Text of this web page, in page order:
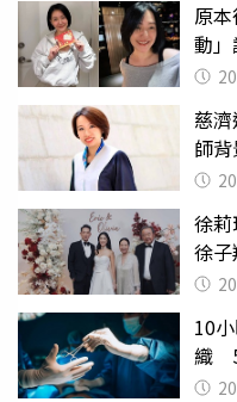
原
動
慈
師
徐
徐
10
織